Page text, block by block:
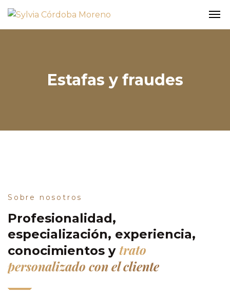
Estafas y fraudes
Sobre nosotros
Profesionalidad,
especialización, experiencia,
conocimientos y trato
personalizado con el cliente